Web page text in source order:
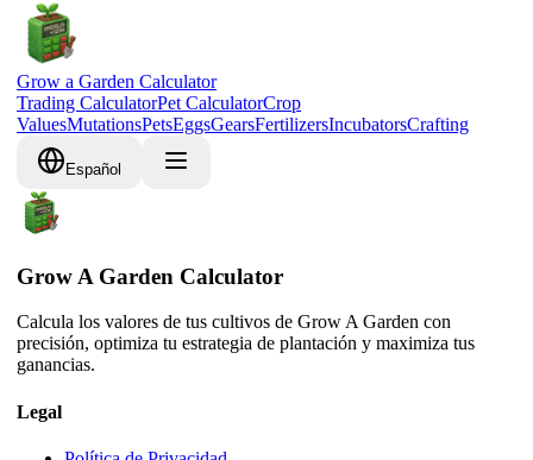
Grow a Garden Calculator
Trading CalculatorPet CalculatorCrop
ValuesMutationsPetsEggsGearsFertilizersIncubatorsCrafting
Español
Grow A Garden Calculator
Calcula los valores de tus cultivos de Grow A Garden con
precisión, optimiza tu estrategia de plantación y maximiza tus
ganancias.
Legal